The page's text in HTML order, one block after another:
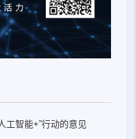
工智能+”行动的意见